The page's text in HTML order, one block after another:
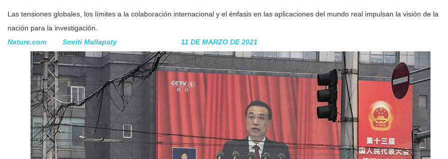
Las tensiones globales, los límites a la colaboración internacional y el énfasis en las aplicaciones del mundo real impulsan la visión de la
nación para la investigación.
Nature.com Smriti Mallapaty 11 DE MARZO DE 2021